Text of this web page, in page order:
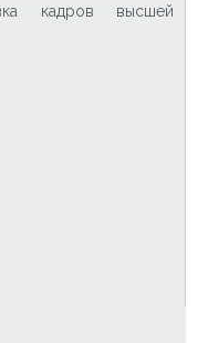
кадров высшей